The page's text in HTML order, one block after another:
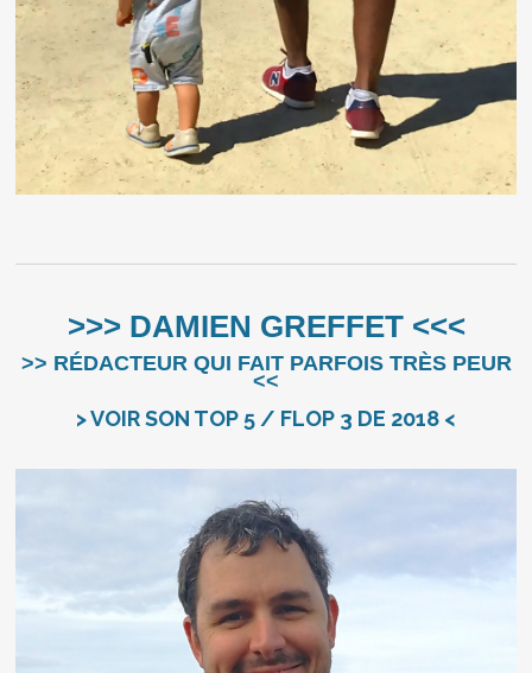
>>> DAMIEN GREFFET <<<
>> RÉDACTEUR QUI FAIT PARFOIS TRÈS PEUR
<<
> VOIR SON TOP 5 / FLOP 3 DE 2018 <